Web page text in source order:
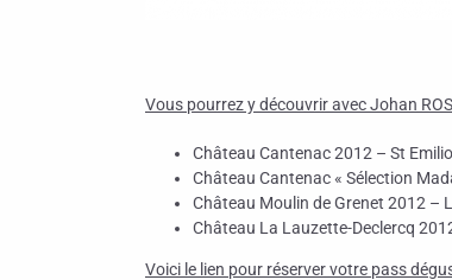
Vous pourrez y découvrir avec Johan
Château Cantenac 2012 – St
Château Cantenac « Sélection
Château Moulin de Grenet 2012 –
Château La Lauzette-Declercq
Voici le lien pour réserver votre pass